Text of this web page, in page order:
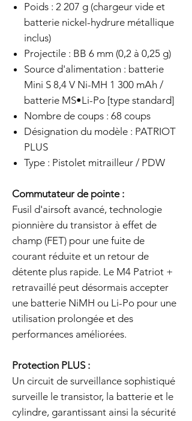
Poids : 2 207 g (chargeur vide et
batterie nickel-hydrure métallique
inclus)
Projectile : BB 6 mm (0,2 à 0,25 g)
Source d'alimentation : batterie
Mini S 8,4 V Ni-MH 1 300 mAh /
batterie MS•Li-Po [type standard]
Nombre de coups : 68 coups
Désignation du modèle : PATRIOT
PLUS
Type : Pistolet mitrailleur / PDW
Commutateur de pointe :
Fusil d'airsoft avancé, technologie
pionnière du transistor à effet de
champ (FET) pour une fuite de
courant réduite et un retour de
détente plus rapide. Le M4 Patriot +
retravaillé peut désormais accepter
une batterie NiMH ou Li-Po pour une
utilisation prolongée et des
performances améliorées.
Protection PLUS :
Un circuit de surveillance sophistiqué
surveille le transistor, la batterie et le
cylindre, garantissant ainsi la sécurité